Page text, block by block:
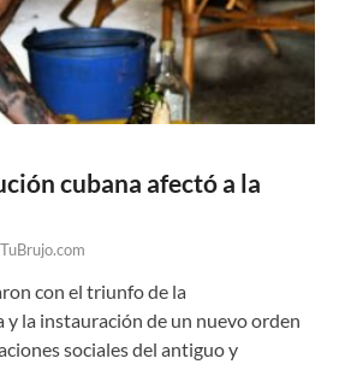
cubana afectó a la
TuBrujo.com
con el triunfo de la
la instauración de un nuevo orden
sociales del antiguo y